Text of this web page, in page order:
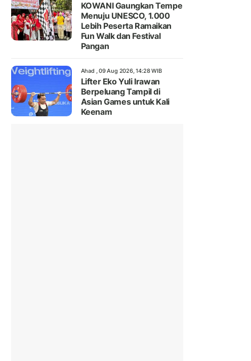
KOWANI Gaungkan Tempe
Menuju UNESCO, 1.000
Lebih Peserta Ramaikan
Fun Walk dan Festival
Pangan
Ahad , 09 Aug 2026, 14:28 WIB
Lifter Eko Yuli Irawan
Berpeluang Tampil di
Asian Games untuk Kali
Keenam